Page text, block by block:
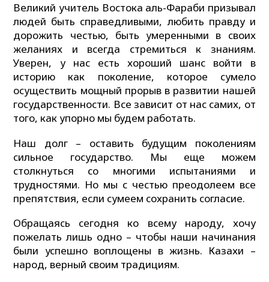
Великий учитель Востока аль-Фараби призывал
людей быть справедливыми, любить правду и
дорожить честью, быть умеренными в своих
желаниях и всегда стремиться к знаниям.
Уверен, у нас есть хороший шанс войти в
историю как поколение, которое сумело
осуществить мощный прорыв в развитии нашей
государственности. Все зависит от нас самих, от
того, как упорно мы будем работать.
Наш долг – оставить будущим поколениям
сильное государство. Мы еще можем
столкнуться со многими испытаниями и
трудностями. Но мы с честью преодолеем все
препятствия, если сумеем сохранить согласие.
Обращаясь сегодня ко всему народу, хочу
пожелать лишь одно – чтобы наши начинания
были успешно воплощены в жизнь. Казахи –
народ, верный своим традициям.